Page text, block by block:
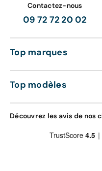
Contactez-nous
09 72 72 20 02
Top marques
Top modèles
Découvrez les avis de nos